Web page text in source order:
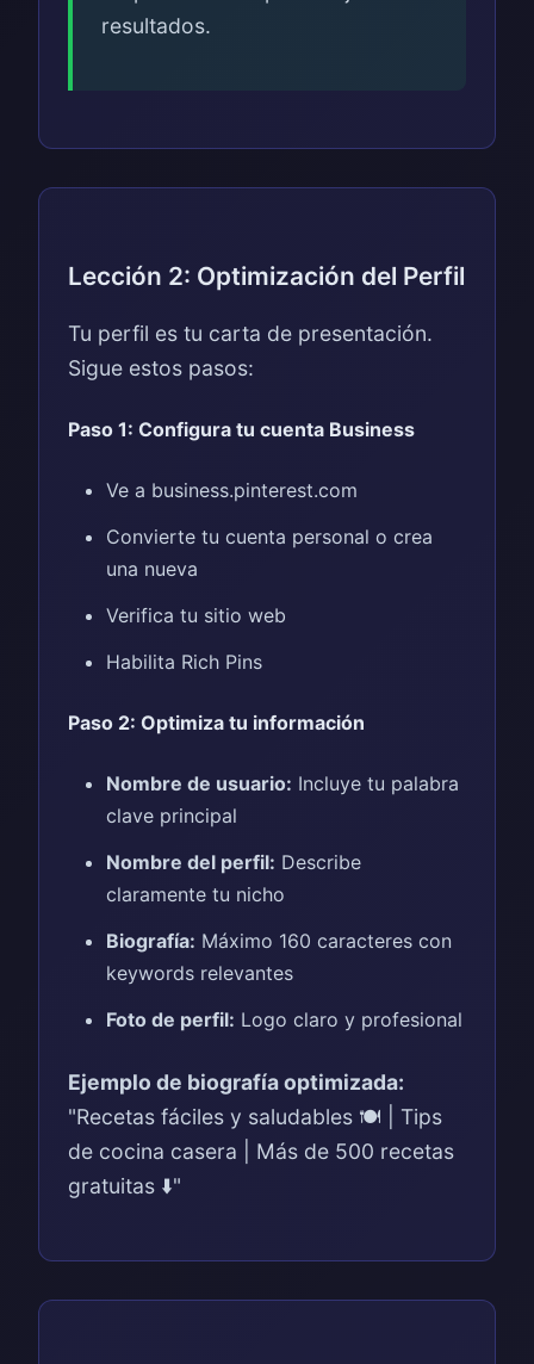
resultados.
Lección 2: Optimización del Perfil
Tu perfil es tu carta de presentación.
Sigue estos pasos:
Paso 1: Configura tu cuenta Business
Ve a business.pinterest.com
Convierte tu cuenta personal o crea
una nueva
Verifica tu sitio web
Habilita Rich Pins
Paso 2: Optimiza tu información
Nombre de usuario: Incluye tu palabra
clave principal
Nombre del perfil: Describe
claramente tu nicho
Biografía: Máximo 160 caracteres con
keywords relevantes
Foto de perfil: Logo claro y profesional
Ejemplo de biografía optimizada:
"Recetas fáciles y saludables 🍽️ | Tips
de cocina casera | Más de 500 recetas
gratuitas ⬇️"